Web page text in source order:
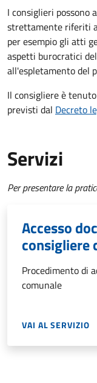
I consiglieri possono
strettamente riferiti
per esempio gli atti
aspetti burocratici
all'espletamento del
Il consigliere è
previsti dal Decreto
Servizi
Per presentare la
Accesso
consigliere
Procedimento di
comunale
VAI AL SERVIZIO